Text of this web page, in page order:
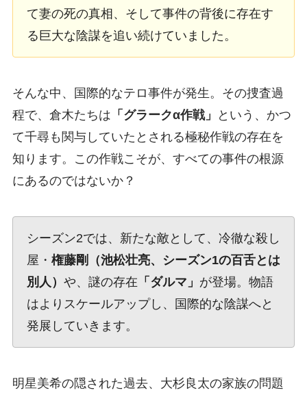
て妻の死の真相、そして事件の背後に存在す
る巨大な陰謀を追い続けていました。
そんな中、国際的なテロ事件が発生。その捜査過
程で、倉木たちは 「グラークα作戦」
という、かつ
て千尋も関与していたとされる極秘作戦の存在を
知ります。この作戦こそが、すべての事件の根源
にあるのではないか？
シーズン2では、新たな敵として、冷徹な殺し
屋・ 権藤剛（池松壮亮、シーズン1の百舌とは
別人） や、謎の存在 「ダルマ」 が登場。物語
はよりスケールアップし、国際的な陰謀へと
発展していきます。
明星美希の隠された過去、大杉良太の家族の問題